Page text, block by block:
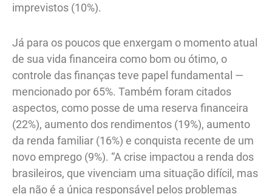
imprevistos (10%).
Já para os poucos que enxergam o momento atual
de sua vida financeira como bom ou ótimo, o
controle das finanças teve papel fundamental —
mencionado por 65%. Também foram citados
aspectos, como posse de uma reserva financeira
(22%), aumento dos rendimentos (19%), aumento
da renda familiar (16%) e conquista recente de um
novo emprego (9%). “A crise impactou a renda dos
brasileiros, que vivenciam uma situação difícil, mas
ela não é a única responsável pelos problemas